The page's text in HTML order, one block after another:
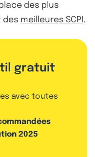
des plus
des meilleures SCPI .
gratuit
avec toutes
2025